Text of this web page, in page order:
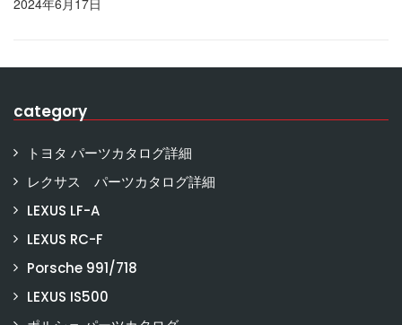
2024年6月17日
category
トヨタ パーツカタログ詳細
レクサス パーツカタログ詳細
LEXUS LF-A
LEXUS RC-F
Porsche 991/718
LEXUS IS500